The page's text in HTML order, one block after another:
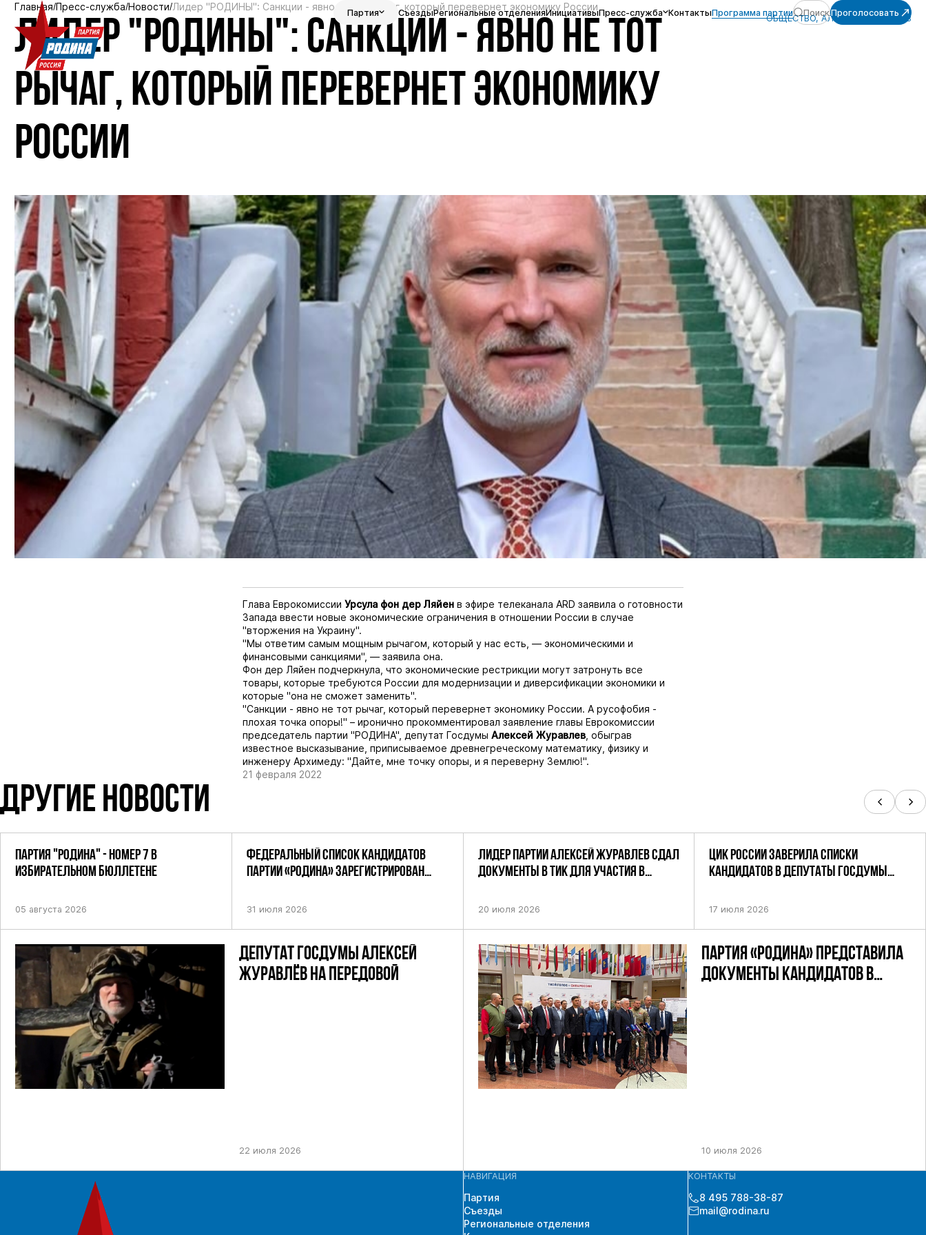
Партия СъездыРегиональные отделенияИнициативыПресс-служба КонтактыПрограмма партии ПоискПроголосовать
Главная Пресс-служба Новости Лидер "РОДИНЫ": Санкции - явно не тот рычаг, который перевернет экономику России
ЛИДЕР "РОДИНЫ": САНКЦИИ - ЯВНО НЕ ТОТ
РЫЧАГ, КОТОРЫЙ ПЕРЕВЕРНЕТ ЭКОНОМИКУ
РОССИИ
ОБЩЕСТВО, АЛЕКСЕЙ ЖУРАВЛЁВ
Глава Еврокомиссии Урсула фон дер Ляйенв эфире телеканала ARD заявила о готовности
Запада ввести новые экономические ограничения в отношении России в случае
"вторжения на Украину".
"Мы ответим самым мощным рычагом, который у нас есть, — экономическими и
финансовыми санкциями", — заявила она.
Фон дер Ляйен подчеркнула, что экономические рестрикции могут затронуть все
товары, которые требуются России для модернизации и диверсификации экономики и
которые "она не сможет заменить".
"Санкции - явно не тот рычаг, который перевернет экономику России. А русофобия -
плохая точка опоры!" – иронично прокомментировал заявление главы Еврокомиссии
председатель партии "РОДИНА", депутат Госдумы Алексей Журавлев, обыграв
известное высказывание, приписываемое древнегреческому математику, физику и
инженеру Архимеду: "Дайте, мне точку опоры, и я переверну Землю!".
21 февраля 2022
ДРУГИЕ НОВОСТИ
ПАРТИЯ "РОДИНА" - НОМЕР 7 В
ИЗБИРАТЕЛЬНОМ БЮЛЛЕТЕНЕ
05 августа 2026
ФЕДЕРАЛЬНЫЙ СПИСОК КАНДИДАТОВ
ПАРТИИ «РОДИНА» ЗАРЕГИСТРИРОВАН
31 июля 2026
ДЕПУТАТ ГОСДУМЫ АЛЕКСЕЙ
ЖУРАВЛЁВ НА ПЕРЕДОВОЙ
22 июля 2026
ЛИДЕР ПАРТИИ АЛЕКСЕЙ ЖУРАВЛЕВ СДАЛ
ДОКУМЕНТЫ В ТИК ДЛЯ УЧАСТИЯ В
ПО НЕФТЕКАМСКОМУ ОДНОМАНДАТНОМУ
20 июля 2026
ЦИК РОССИИ ЗАВЕРИЛА СПИСКИ
КАНДИДАТОВ В ДЕПУТАТЫ ГОСДУМЫ
17 июля 2026
ПАРТИЯ «РОДИНА» ПРЕДСТАВИЛА
ДОКУМЕНТЫ КАНДИДАТОВ В
10 июля 2026
НАВИГАЦИЯ
Партия
Съезды
Региональные отделения
КОНТАКТЫ
8 495 788-38-87
mail@rodina.ru